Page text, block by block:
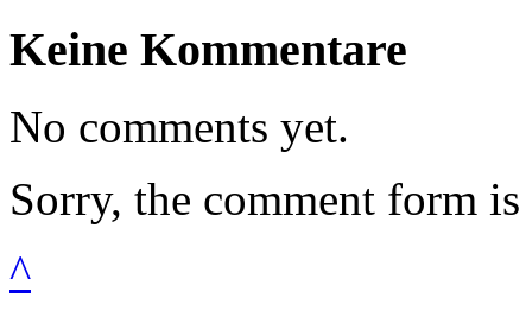
Keine Kommentare
No comments yet.
Sorry, the comment form
^